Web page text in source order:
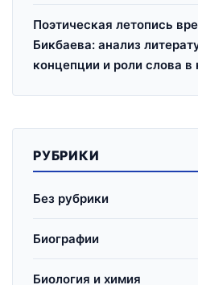
Поэтическая летопись
Бикбаева: анализ
концепции и роли слова в
РУБРИКИ
Без рубрики
Биографии
Биология и химия